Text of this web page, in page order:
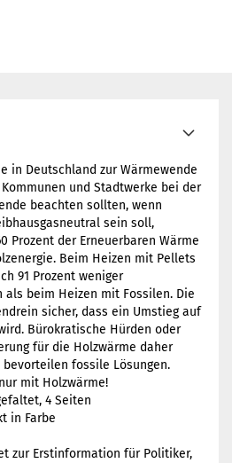
in Deutschland zur Wärmewende
und Stadtwerke bei der
beachten sollten, wenn
sein soll,
Prozent der Erneuerbaren Wärme
Beim Heizen mit Pellets
91 Prozent weniger
als beim Heizen mit Fossilen. Die
sicher, dass ein Umstieg auf
Bürokratische Hürden oder
für die Holzwärme daher
fossile Lösungen.
mit Holzwärme!
4 Seiten
in Farbe
zur Erstinformation für Politiker,